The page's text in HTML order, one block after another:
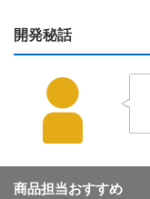
開発秘話
商品担当おすすめ